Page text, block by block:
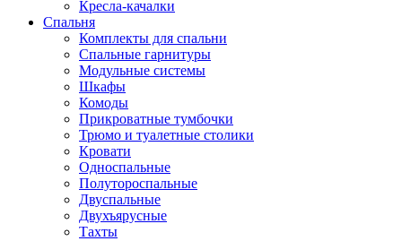
Кресла-качалки
Спальня
Комплекты для спальни
Спальные гарнитуры
Модульные системы
Шкафы
Комоды
Прикроватные тумбочки
Трюмо и туалетные столики
Кровати
Односпальные
Полутороспальные
Двуспальные
Двухъярусные
Тахты